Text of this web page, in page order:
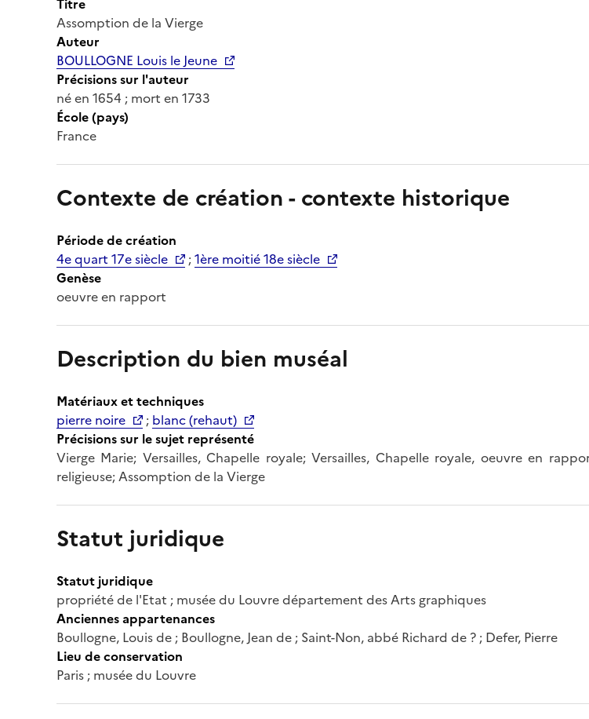
Assomption de la Vierge
Auteur
BOULLOGNE Louis le Jeune
Précisions sur l'auteur
né en 1654 ; mort en 1733
École (pays)
France
Contexte de création - contexte historique
Période de création
4e quart 17e siècle
;1ère moitié 18e siècle
Genèse
oeuvre en rapport
Description du bien muséal
Matériaux et techniques
pierre noire
; blanc (rehaut)
Précisions sur le sujet représenté
Vierge Marie; Versailles, Chapelle royale; Versailles, Chapelle royale, oeuvre en
religieuse; Assomption de la Vierge
Statut juridique
Statut juridique
propriété de l'Etat ; musée du Louvre département des Arts graphiques
Anciennes appartenances
Boullogne, Louis de ; Boullogne, Jean de ; Saint-Non, abbé Richard de ? ; Defer, Pierre
Lieu de conservation
Paris ; musée du Louvre